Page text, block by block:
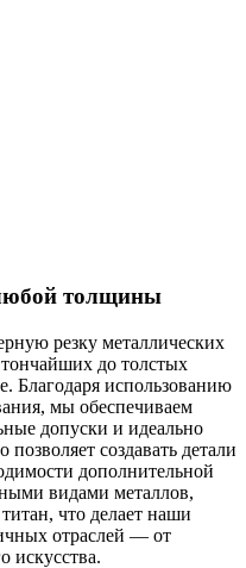
толщины
резку металлических
до толстых
Благодаря использованию
мы обеспечиваем
допуски и идеально
создавать детали
дополнительной
видами металлов,
что делает наши
отраслей — от
искусства.